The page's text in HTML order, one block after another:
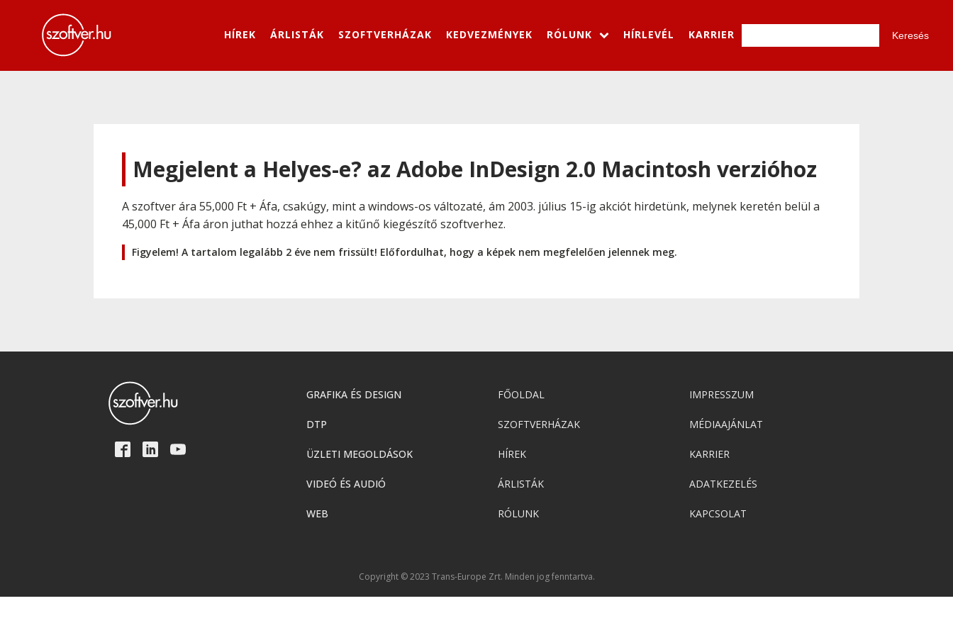
HÍREK ÁRLISTÁK SZOFTVERHÁZAK KEDVEZMÉNYEK RÓLUNK HÍRLEVÉL KARRIER
Megjelent a Helyes-e? az Adobe InDesign 2.0 Macintosh verzióhoz
A szoftver ára 55,000 Ft + Áfa, csakúgy, mint a windows-os változaté, ám 2003. július 15-ig akciót hirdetünk, melynek keretén belül a
45,000 Ft + Áfa áron juthat hozzá ehhez a kitűnő kiegészítő szoftverhez.
Figyelem! A tartalom legalább 2 éve nem frissült! Előfordulhat, hogy a képek nem megfelelően jelennek meg.
GRAFIKA ÉS DESIGN
DTP
ÜZLETI MEGOLDÁSOK
VIDEÓ ÉS AUDIÓ
WEB
FŐOLDAL
SZOFTVERHÁZAK
HÍREK
ÁRLISTÁK
RÓLUNK
IMPRESSZUM
MÉDIAAJÁNLAT
KARRIER
ADATKEZELÉS
KAPCSOLAT
Copyright © 2023 Trans-Europe Zrt. Minden jog fenntartva.